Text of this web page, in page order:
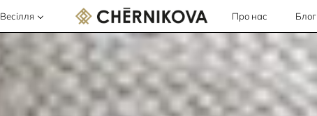
Весілля Про нас Блог